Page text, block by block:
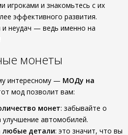
игроками и знакомьтесь с их
эффективного развития.
и неудач — ведь именно на
монеты
интересному — МОДу на
мод позволит вам:
монет: забывайте о
улучшение автомобилей.
любые детали: это значит, что вы